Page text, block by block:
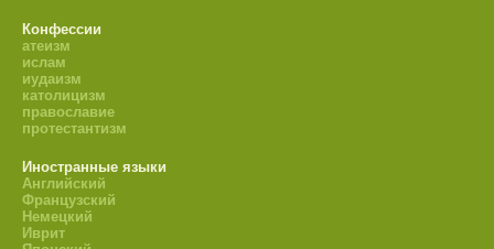
Конфессии
атеизм
ислам
иудаизм
католицизм
православие
протестантизм
Иностранные языки
Английский
Французский
Немецкий
Иврит